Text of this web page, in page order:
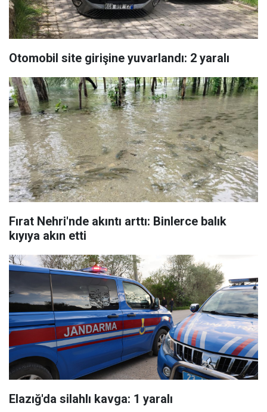
Otomobil site girişine yuvarlandı: 2 yaralı
Fırat Nehri'nde akıntı arttı: Binlerce balık
kıyıya akın etti
Elazığ'da silahlı kavga: 1 yaralı